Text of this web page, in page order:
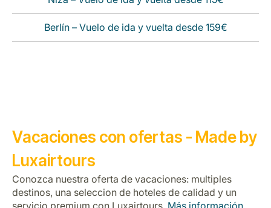
Berlín – Vuelo de ida y vuelta desde 159€
Vacaciones con ofertas - Made by
Luxairtours
Conozca nuestra oferta de vacaciones: multiples
destinos, una seleccion de hoteles de calidad y un
servicio premium con Luxairtours. Más información